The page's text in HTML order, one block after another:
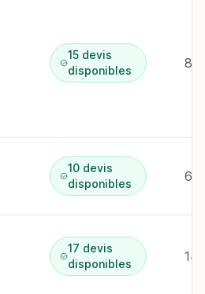
15 devis
disponibles
8
10 devis
disponibles
17 devis
disponibles